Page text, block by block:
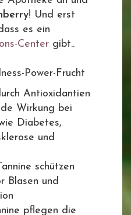
! Und erst
es ein
Center gibt..
Power-Frucht
Antioxidantien
Wirkung bei
Diabetes,
und
schützen
Blasen und
pflegen die